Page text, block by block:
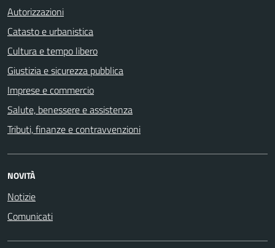
Autorizzazioni
Catasto e urbanistica
Cultura e tempo libero
Giustizia e sicurezza pubblica
Imprese e commercio
Salute, benessere e assistenza
Tributi, finanze e contravvenzioni
NOVITÀ
Notizie
Comunicati